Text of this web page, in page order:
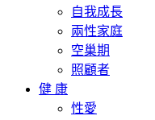
自我成長
兩性家庭
空巢期
照顧者
健 康
性愛